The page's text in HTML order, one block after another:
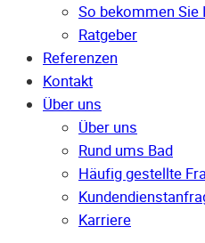
So bekommen Sie
Ratgeber
Referenzen
Kontakt
Über uns
Über uns
Rund ums Bad
Häufig gestellte
Karriere